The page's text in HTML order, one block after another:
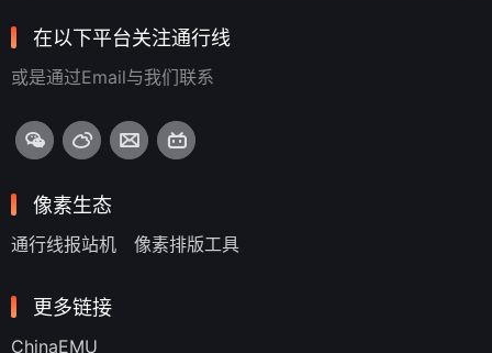
在以下平台关注通行线
或是通过Email与我们联系
像素生态
通行线报站机 像素排版工具
更多链接
ChinaEMU